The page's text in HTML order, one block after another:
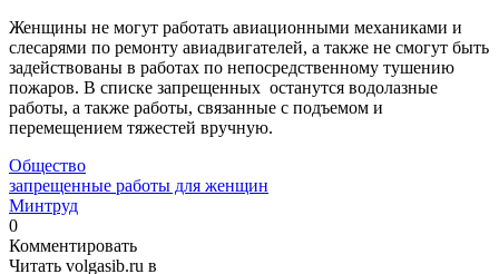
Женщины не могут работать авиационными механиками и
слесарями по ремонту авиадвигателей, а также не смогут быть
задействованы в работах по непосредственному тушению
пожаров. В списке запрещенных останутся водолазные
работы, а также работы, связанные с подъемом и
перемещением тяжестей вручную.
Общество
запрещенные работы для женщин
Минтруд
0
Комментировать
Читать volgasib.ru в